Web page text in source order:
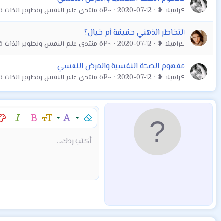
كراميلا ❥ 2020-07-12 ~¤ô منتدى علم النفس وتطوير الذات ô¤~
التخاطر الذهني حقيقة أم خيال؟
كراميلا ❥ 2020-07-12 ~¤ô منتدى علم النفس وتطوير الذات ô¤~
مفهوم الصحة النفسية والمرض النفسي
كراميلا ❥ 2020-07-12 ~¤ô منتدى علم النفس وتطوير الذات ô¤~
إزالة التنسيقعائلة الخط
Arial
Book Antiqua
Trebuchet MS
حجم الخط
9
10
26
غامق مائل
نص مخفي مضمن
إقتباسشراء المنتجMod:Alert
Mod:Warning
Mod:Infoإدراج خط أفقي
محتوى مخفي
كودأكتب ردك...